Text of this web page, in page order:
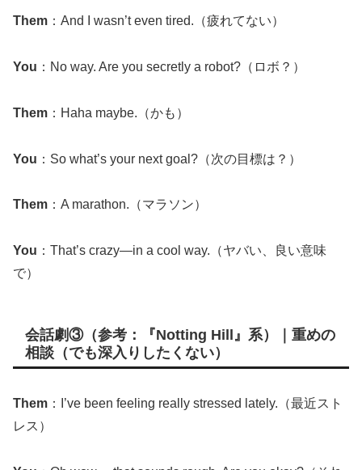
Them ：And I wasn’t even tired.（疲れてない）
You ：No way. Are you secretly a robot?（ロボ？）
Them ：Haha maybe.（かも）
You ：So what’s your next goal?（次の目標は？）
Them ：A marathon.（マラソン）
You ：That’s crazy—in a cool way.（ヤバい、良い意味
で）
会話劇③（参考：『Notting Hill』系）｜重めの
相談（でも深入りしたくない）
Them ：I’ve been feeling really stressed lately.（最近スト
レス）